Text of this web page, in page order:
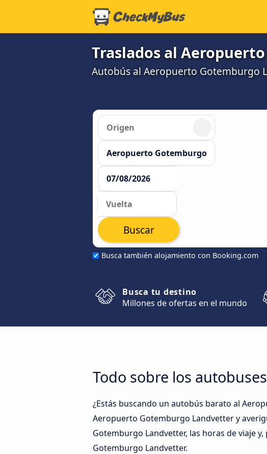
Traslados al
Autobús al Aeropuerto Gotemburgo
Busca también alojamiento con Booking.com
Buscar
Busca tu destino
Millones de ofertas en el mundo
Todo sobre los
¿Estás buscando un autobús barato al
Aeropuerto Gotemburgo Landvetter y
Gotemburgo Landvetter, las horas de viaje
Gotemburgo Landvetter.